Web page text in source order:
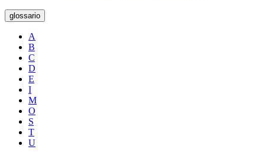
glossario
A
B
C
D
E
I
M
O
S
T
U